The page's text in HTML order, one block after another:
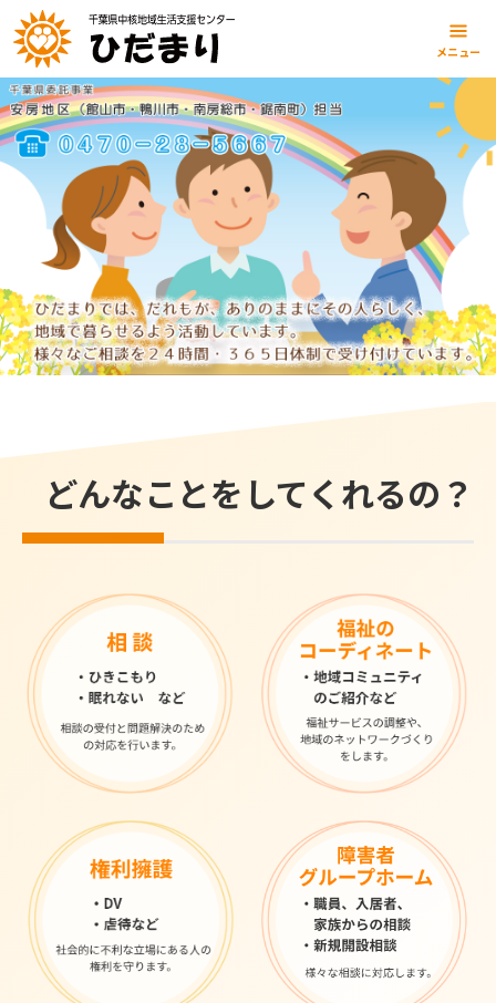
メニュー
どんなことをしてくれるの？